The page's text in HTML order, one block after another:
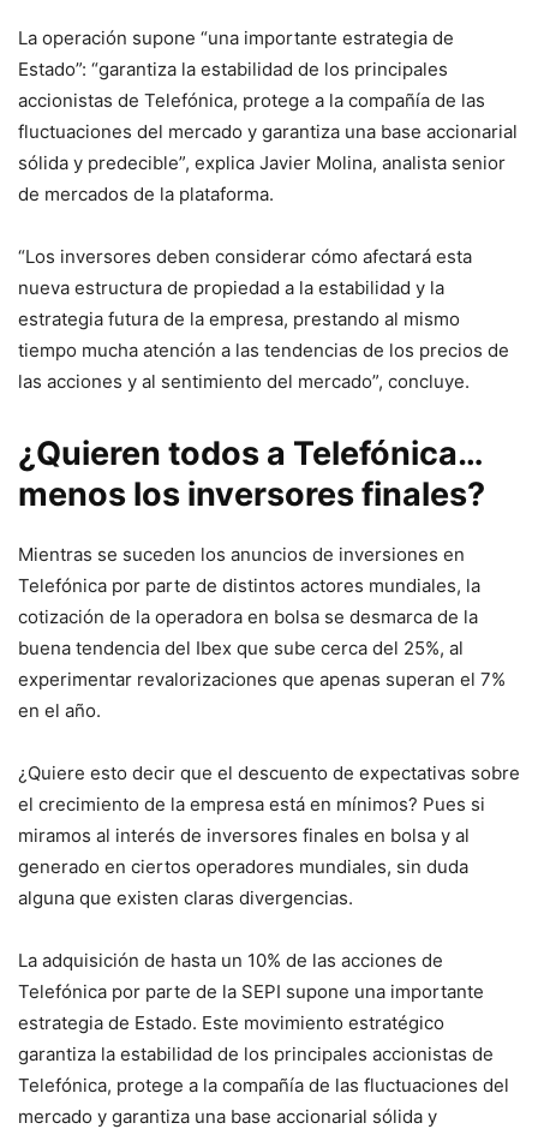
La operación supone “una importante estrategia de
Estado”: “garantiza la estabilidad de los principales
accionistas de Telefónica, protege a la compañía de las
fluctuaciones del mercado y garantiza una base accionarial
sólida y predecible”, explica Javier Molina, analista senior
de mercados de la plataforma.
“Los inversores deben considerar cómo afectará esta
nueva estructura de propiedad a la estabilidad y la
estrategia futura de la empresa, prestando al mismo
tiempo mucha atención a las tendencias de los precios de
las acciones y al sentimiento del mercado”, concluye.
¿Quieren todos a Telefónica…
menos los inversores finales?
Mientras se suceden los anuncios de inversiones en
Telefónica por parte de distintos actores mundiales, la
cotización de la operadora en bolsa se desmarca de la
buena tendencia del Ibex que sube cerca del 25%, al
experimentar revalorizaciones que apenas superan el 7%
en el año.
¿Quiere esto decir que el descuento de expectativas sobre
el crecimiento de la empresa está en mínimos? Pues si
miramos al interés de inversores finales en bolsa y al
generado en ciertos operadores mundiales, sin duda
alguna que existen claras divergencias.
La adquisición de hasta un 10% de las acciones de
Telefónica por parte de la SEPI supone una importante
estrategia de Estado. Este movimiento estratégico
garantiza la estabilidad de los principales accionistas de
Telefónica, protege a la compañía de las fluctuaciones del
mercado y garantiza una base accionarial sólida y